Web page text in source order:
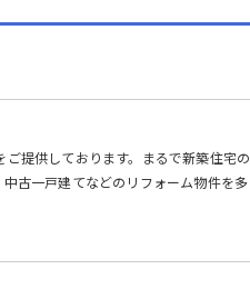
提供しております。まるで新築住宅の
中古一戸建てなどの リフォーム物件を多